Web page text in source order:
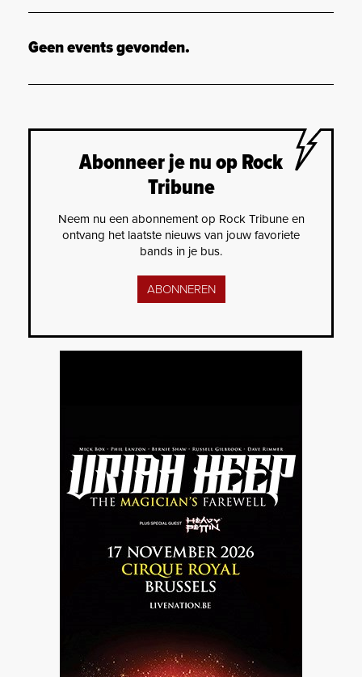
Geen events gevonden.
Abonneer je nu op Rock
Tribune
Neem nu een abonnement op Rock Tribune en
ontvang het laatste nieuws van jouw favoriete
bands in je bus.
ABONNEREN